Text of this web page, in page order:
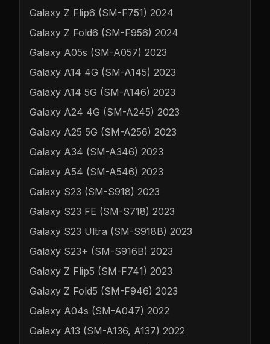
Galaxy Z Flip6 (SM-F751) 2024
Galaxy Z Fold6 (SM-F956) 2024
Galaxy A05s (SM-A057) 2023
Galaxy A14 4G (SM-A145) 2023
Galaxy A14 5G (SM-A146) 2023
Galaxy A24 4G (SM-A245) 2023
Galaxy A25 5G (SM-A256) 2023
Galaxy A34 (SM-A346) 2023
Galaxy A54 (SM-A546) 2023
Galaxy S23 (SM-S918) 2023
Galaxy S23 FE (SM-S718) 2023
Galaxy S23 Ultra (SM-S918B) 2023
Galaxy S23+ (SM-S916B) 2023
Galaxy Z Flip5 (SM-F741) 2023
Galaxy Z Fold5 (SM-F946) 2023
Galaxy A04s (SM-A047) 2022
Galaxy A13 (SM-A136, A137) 2022